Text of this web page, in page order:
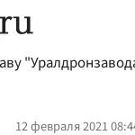
12 февраля 2021